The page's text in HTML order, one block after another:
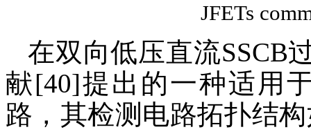
JFETs
在双向低压直流SSCB
献[40]提出的一种适用
路，其检测电路拓扑结